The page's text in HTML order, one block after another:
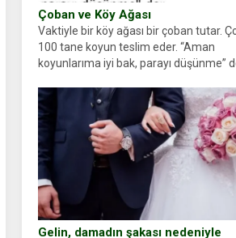
Çoban ve Köy Ağası
Vaktiyle bir köy ağası bir çoban tutar.
100 tane koyun teslim eder. “Aman
koyunlarıma iyi bak, parayı düşünme”
Gelin, damadın şakası nedeniyle